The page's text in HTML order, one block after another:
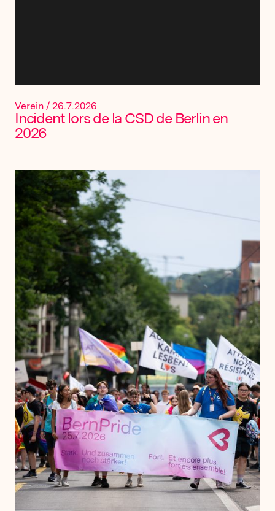
Verein / 26.7.2026
Incident lors de la CSD de Berlin en
2026